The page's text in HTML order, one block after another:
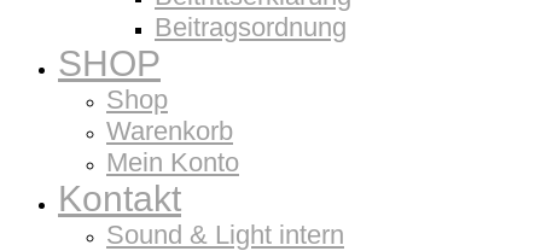
Beitragsordnung
SHOP
Shop
Warenkorb
Mein Konto
Kontakt
Sound & Light intern